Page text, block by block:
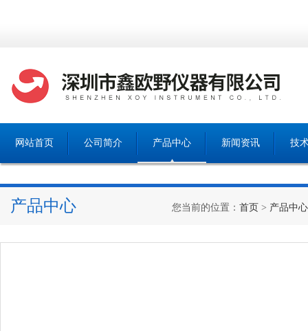
网站首页 公司简介 产品中心 新闻资讯 技
产品中心 您当前的位置： 首页 > 产品中心